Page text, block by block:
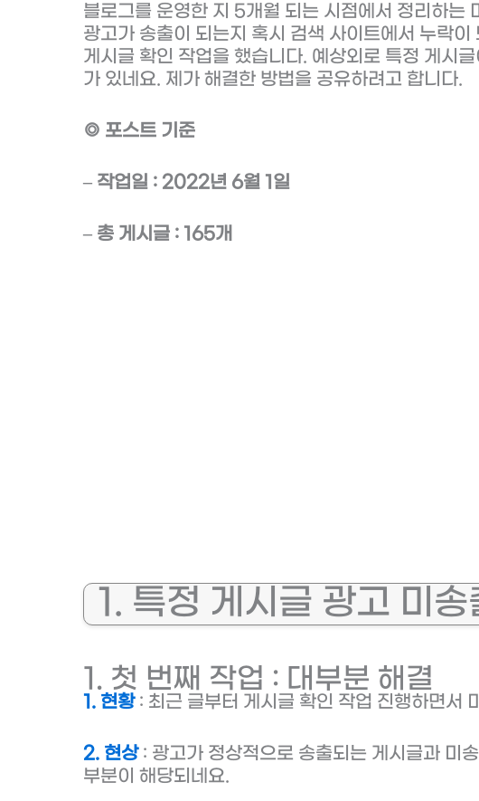
블로그를 운영한 지 5개월 되는 시점에서 정리하는
광고가 송출이 되는지 혹시 검색 사이트에서 누락이
게시글 확인 작업을 했습니다. 예상외로 특정 게시
가 있네요. 제가 해결한 방법을 공유하려고 합니다.
◎ 포스트 기준
– 작업일 : 2022년 6월 1일
– 총 게시글 : 165개
1. 특정 게시글 광고 미
1. 첫 번째 작업 : 대부분 해결
1. 현황: 최근 글부터 게시글 확인 작업 진행하면서
2. 현상: 광고가 정상적으로 송출되는 게시글과 미
부분이 해당되네요.